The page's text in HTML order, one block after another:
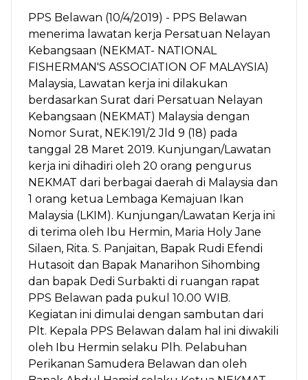
PPS Belawan (10/4/2019) - PPS Belawan
menerima lawatan kerja Persatuan Nelayan
Kebangsaan (NEKMAT- NATIONAL
FISHERMAN'S ASSOCIATION OF MALAYSIA)
Malaysia, Lawatan kerja ini dilakukan
berdasarkan Surat dari Persatuan Nelayan
Kebangsaan (NEKMAT) Malaysia dengan
Nomor Surat, NEK:191/2 Jld 9 (18) pada
tanggal 28 Maret 2019. Kunjungan/Lawatan
kerja ini dihadiri oleh 20 orang pengurus
NEKMAT dari berbagai daerah di Malaysia dan
1 orang ketua Lembaga Kemajuan Ikan
Malaysia (LKIM). Kunjungan/Lawatan Kerja ini
di terima oleh Ibu Hermin, Maria Holy Jane
Silaen, Rita. S. Panjaitan, Bapak Rudi Efendi
Hutasoit dan Bapak Manarihon Sihombing
dan bapak Dedi Surbakti di ruangan rapat
PPS Belawan pada pukul 10.00 WIB.
Kegiatan ini dimulai dengan sambutan dari
Plt. Kepala PPS Belawan dalam hal ini diwakili
oleh Ibu Hermin selaku Plh. Pelabuhan
Perikanan Samudera Belawan dan oleh